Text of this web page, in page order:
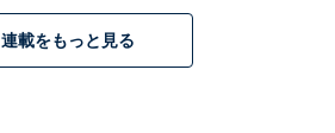
連載をもっと見る